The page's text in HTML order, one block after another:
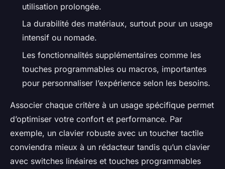
utilisation prolongée.
La durabilité des matériaux, surtout pour un usage
intensif ou nomade.
Les fonctionnalités supplémentaires comme les
touches programmables ou macros, importantes
pour personnaliser l’expérience selon les besoins.
Associer chaque critère à un usage spécifique permet
d’optimiser votre confort et performance. Par
exemple, un clavier robuste avec un toucher tactile
conviendra mieux à un rédacteur tandis qu’un clavier
avec switches linéaires et touches programmables